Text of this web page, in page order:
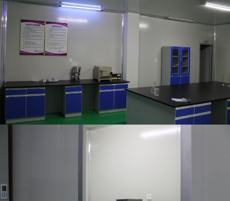
人;主要部门负责人均具有大专以上学历及中级技术职称。熟悉
预混合饲料生产工艺与生产管理，且生产、质量、技术负责人互
不兼任;操作人员经培训，能掌握本岗位的基本知识和技能，检
验人员均经培训上岗;化验室设有理化室、精密仪器室、留样室
等相对独立的功能间，配有与检测要求相适应的检测仪器:电子
分析天平、生化培养箱、液相色谱仪、原子吸收分光光度计、酸
度计、生物显微镜等各类满足常规项目检测需求实验设备，检测
仪器均经法定计量部门检定合格。
公司管理制度完善，建立了岗位责任制度、生产管理制度、质量
管理制度、设备管理制度物料管理制度、 销售制度、安全卫生
制度等，主要内容有供应商评价和评价制度、物料采购制度、物